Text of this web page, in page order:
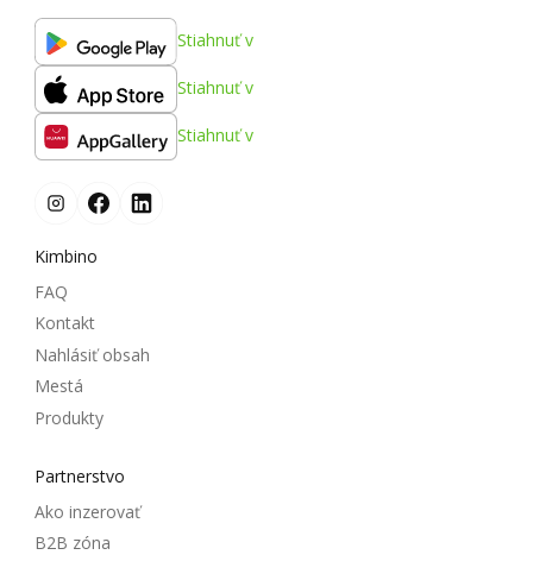
Stiahnuť v
Stiahnuť v
Stiahnuť v
Kimbino
FAQ
Kontakt
Nahlásiť obsah
Mestá
Produkty
Partnerstvo
Ako inzerovať
B2B zóna